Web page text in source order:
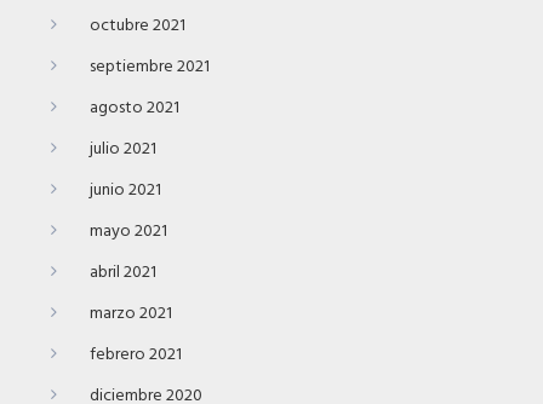
octubre 2021
septiembre 2021
agosto 2021
julio 2021
junio 2021
mayo 2021
abril 2021
marzo 2021
febrero 2021
diciembre 2020